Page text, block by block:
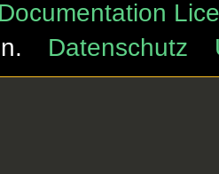
Documentation
Datenschutz